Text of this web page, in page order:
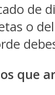
de
o
que